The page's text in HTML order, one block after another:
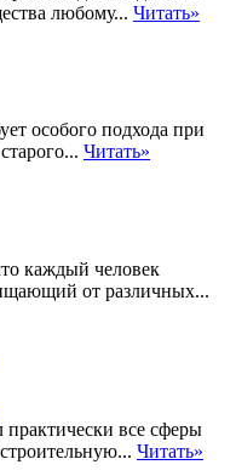
любому... Читать»
особого подхода при
Читать»
каждый человек
от различных...
все сферы
Читать»